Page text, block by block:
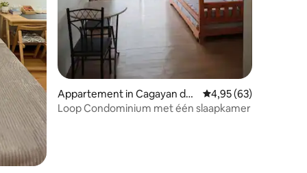
Appartement in Cagayan de
Oro
Gemiddelde
4,95 (63)
Loop Condominium met één slaapkamer